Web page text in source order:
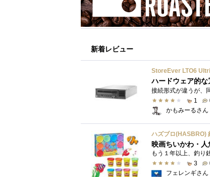
新着レビュー
StoreEver LTO6
ハードウェア的な
1
かもみーるさん
映画ちいかわ・
3
フェレンギさん